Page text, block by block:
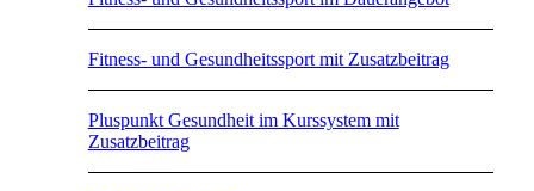
Fitness- und Gesundheitssport mit Zusatzbeitrag
Pluspunkt Gesundheit im Kurssystem mit
Zusatzbeitrag